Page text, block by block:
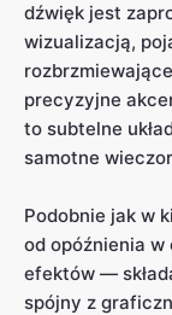
dźwięk jest
wizualizacją,
precyzyjne
to subtelne
samotne
Podobnie jak w
od opóźnienia w
efektów —
spójny z